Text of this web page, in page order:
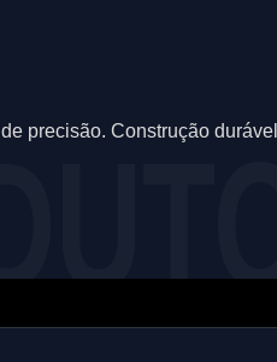
precisão. Construção